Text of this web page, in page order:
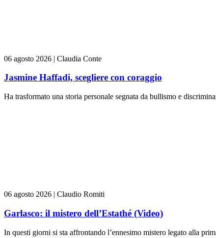
06 agosto 2026 | Claudia Conte
Jasmine Haffadi, scegliere con coraggio
Ha trasformato una storia personale segnata da bullismo e
06 agosto 2026 | Claudio Romiti
Garlasco: il mistero dell’Estathé (Video)
In questi giorni si sta affrontando l’ennesimo mistero legato alla